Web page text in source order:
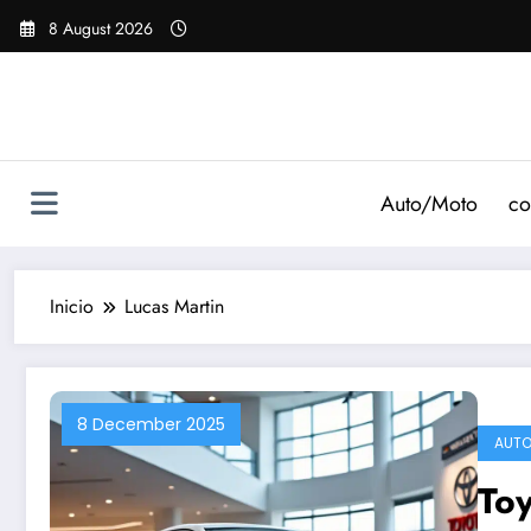
Saltar
8 August 2026
Auto/Moto
Inicio Lucas Martin
8 December 2025